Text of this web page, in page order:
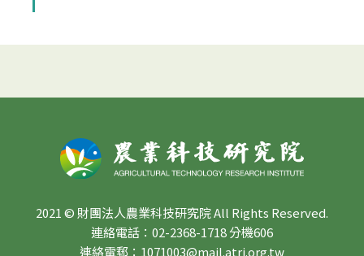
2021 © 財團法人農業科技研究院 All Rights Reserved.
連絡電話：02-2368-1718 分機606
連絡電郵：1071003@mail.atri.org.tw